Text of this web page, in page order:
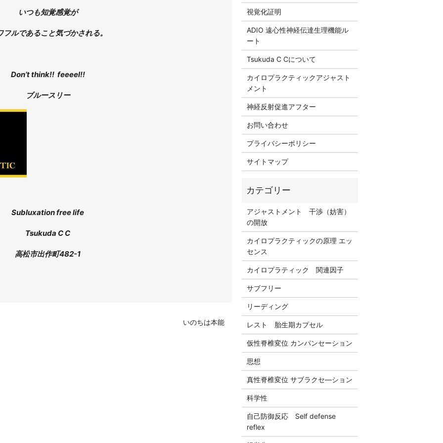
いつも知覚感覚が
フルであること気づかされる。
Don’t think!! feeeel!!
ブルースリー
Subluxation free life
Tsukuda C C
高松市出作町482-1
いのちは本能
視覚化証明
ADIO 遠心性神経伝達生理機能ル
ート
Tsukuda C Cについて
カイロプラクティックアジャスト
メント
神経反射促進アフター
お問い合わせ
プライバシーポリシー
サイトマップ
アジャストメント 干渉（妨害）
の開放
カイロプラクティックの原理 エッ
センス
カイロプラティック 関連因子
サブフリー
リーディング
レスト 胎生期カプセル
仮性脊椎変位 カンパンセーション
思想
真性脊椎変位 サブラクセ―ション
科学性
自己防御反応 Self defense
reflex